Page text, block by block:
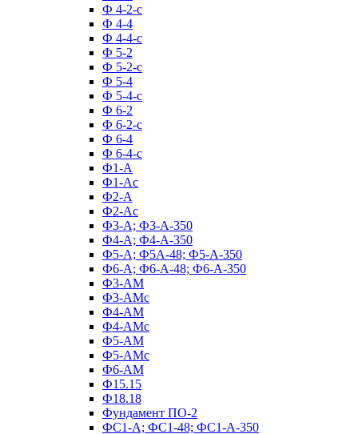
Ф 4-2-с
Ф 4-4
Ф 4-4-с
Ф 5-2
Ф 5-2-с
Ф 5-4
Ф 5-4-с
Ф 6-2
Ф 6-2-с
Ф 6-4
Ф 6-4-с
Ф1-А
Ф1-Ас
Ф2-А
Ф2-Ас
Ф3-А; Ф3-А-350
Ф4-А; Ф4-А-350
Ф5-А; Ф5А-48; Ф5-А-350
Ф6-А; Ф6-А-48; Ф6-А-350
Ф3-АМ
Ф3-АМс
Ф4-АМ
Ф4-АМс
Ф5-АМ
Ф5-АМс
Ф6-АМ
Ф15.15
Ф18.18
Фундамент ПО‑2
ФС1-А; ФС1-48; ФС1-А-350